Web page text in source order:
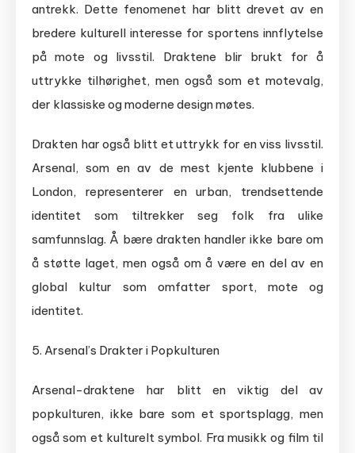
antrekk. Dette fenomenet har blitt drevet av en
bredere kulturell interesse for sportens innflytelse
på mote og livsstil. Draktene blir brukt for å
uttrykke tilhørighet, men også som et motevalg,
der klassiske og moderne design møtes.
Drakten har også blitt et uttrykk for en viss livsstil.
Arsenal, som en av de mest kjente klubbene i
London, representerer en urban, trendsettende
identitet som tiltrekker seg folk fra ulike
samfunnslag. Å bære drakten handler ikke bare om
å støtte laget, men også om å være en del av en
global kultur som omfatter sport, mote og
identitet.
5. Arsenal’s Drakter i Popkulturen
Arsenal-draktene har blitt en viktig del av
popkulturen, ikke bare som et sportsplagg, men
også som et kulturelt symbol. Fra musikk og film til